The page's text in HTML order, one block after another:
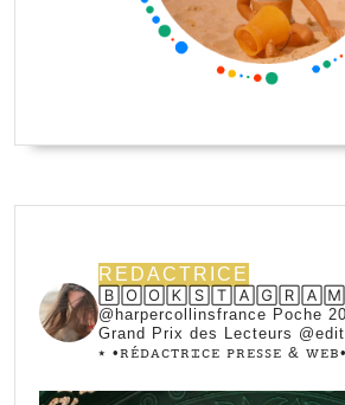
REDACTRICE
🄱🄾🄾🄺🅂🅃🄰🄶🅁🄰🄼 ⭑
@harpercollinsfrance Poche
Grand Prix des Lecteurs
⭑ •ꭱꭼ́ꭰꭺꮯꭲꭱꮖꮯꭼ ꮲꭱꭼꮪꮪꭼ & ꮃꭼᏼ•